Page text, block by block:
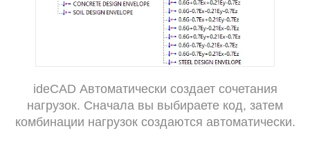
ideCAD Автоматически создает сочетания
нагрузок. Сначала вы выбираете код, затем
комбинации нагрузок создаются автоматически.